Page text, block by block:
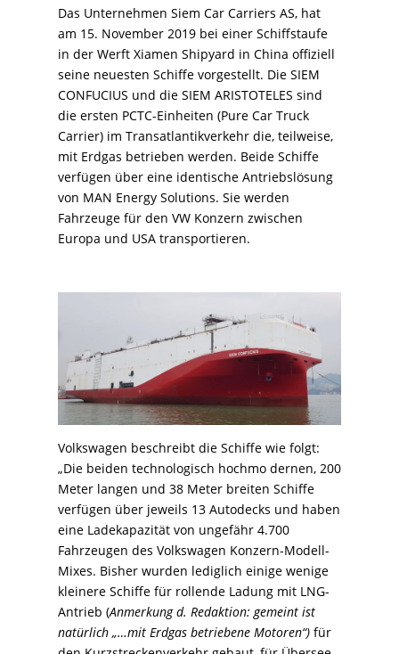
Das Unternehmen Siem Car Carriers AS, hat
am 15. November 2019 bei einer Schiffstaufe
in der Werft Xiamen Shipyard in China offiziell
seine neuesten Schiffe vorgestellt. Die SIEM
CONFUCIUS und die SIEM ARISTOTELES sind
die ersten PCTC-Einheiten (Pure Car Truck
Carrier) im Transatlantikverkehr die, teilweise,
mit Erdgas betrieben werden. Beide Schiffe
verfügen über eine identische Antriebslösung
von MAN Energy Solutions. Sie werden
Fahrzeuge für den VW Konzern zwischen
Europa und USA transportieren.
Volkswagen beschreibt die Schiffe wie folgt:
„Die beiden technologisch hochmo dernen, 200
Meter langen und 38 Meter breiten Schiffe
verfügen über jeweils 13 Autodecks und haben
eine Ladekapazität von ungefähr 4.700
Fahrzeugen des Volkswagen Konzern-Modell-
Mixes. Bisher wurden lediglich einige wenige
kleinere Schiffe für rollende Ladung mit LNG-
Antrieb (Anmerkung d. Redaktion: gemeint ist
natürlich „…mit Erdgas betriebene Motoren“) für